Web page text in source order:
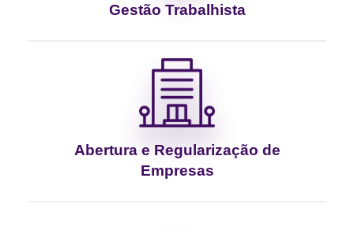
Gestão Trabalhista
Abertura e Regularização de
Empresas